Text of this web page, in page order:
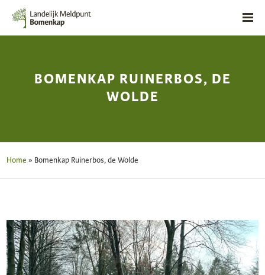
BOMENKAP RUINERBOS, DE
WOLDE
Home » Bomenkap Ruinerbos, de Wolde